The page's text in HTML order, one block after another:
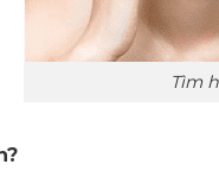
Tìm